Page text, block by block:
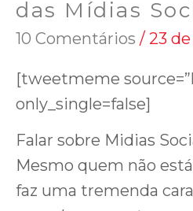
das Mídias
10 Comentários / 23
[tweetmeme
only_single=false]
Falar sobre Midias
Mesmo quem não
faz uma tremenda